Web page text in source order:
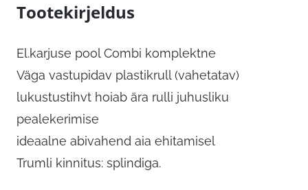
Tootekirjeldus
El.karjuse pool Combi komplektne
Väga vastupidav plastikrull (vahetatav)
lukustustihvt hoiab ära rulli juhusliku
pealekerimise
ideaalne abivahend aia ehitamisel
Trumli kinnitus: splindiga.